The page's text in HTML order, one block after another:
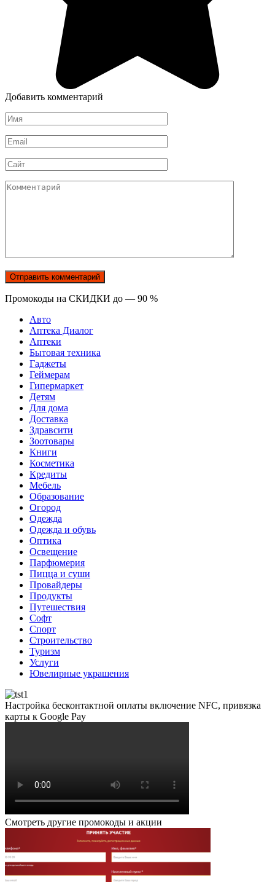
Добавить комментарий
Имя
*
Email
*
Сайт
Комментарий
Промокоды на СКИДКИ до — 90 %
Авто
Аптека Диалог
Аптеки
Бытовая техника
Гаджеты
Геймерам
Гипермаркет
Детям
Для дома
Доставка
Здравсити
Зоотовары
Книги
Косметика
Кредиты
Мебель
Образование
Огород
Одежда
Одежда и обувь
Оптика
Освещение
Парфюмерия
Пицца и суши
Провайдеры
Продукты
Путешествия
Софт
Спорт
Строительство
Туризм
Услуги
Ювелирные украшения
Настройка бесконтактной оплаты включение NFC, привязка
карты к Google Pay
Смотреть другие промокоды и акции